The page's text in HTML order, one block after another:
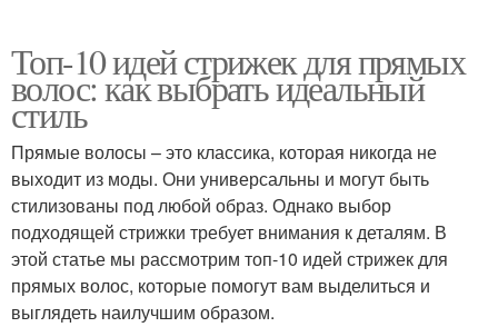
Топ-10 идей стрижек для прямых
волос: как выбрать идеальный
стиль
Прямые волосы – это классика, которая никогда не
выходит из моды. Они универсальны и могут быть
стилизованы под любой образ. Однако выбор
подходящей стрижки требует внимания к деталям. В
этой статье мы рассмотрим топ-10 идей стрижек для
прямых волос, которые помогут вам выделиться и
выглядеть наилучшим образом.